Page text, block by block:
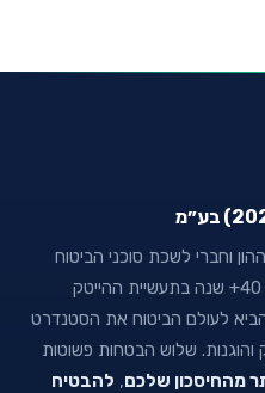
וחברי לשכת סוכני הביטוח
בישראל. נוסדה ע״י זאב יופה לאחר 40+ שנה בתעשיית ההייטק
לעולם הביטוח את הסטנדרט
והוגנות. שלוש הבטחות פשוטות
מהחיסכון שלכם, להבטיח